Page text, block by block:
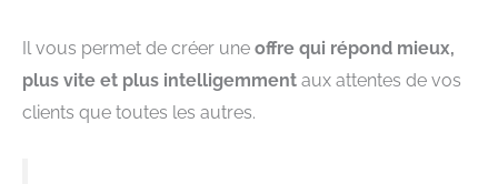
Il vous permet de créer une offre qui répond mieux,
plus vite et plus intelligemment aux attentes de vos
clients que toutes les autres.